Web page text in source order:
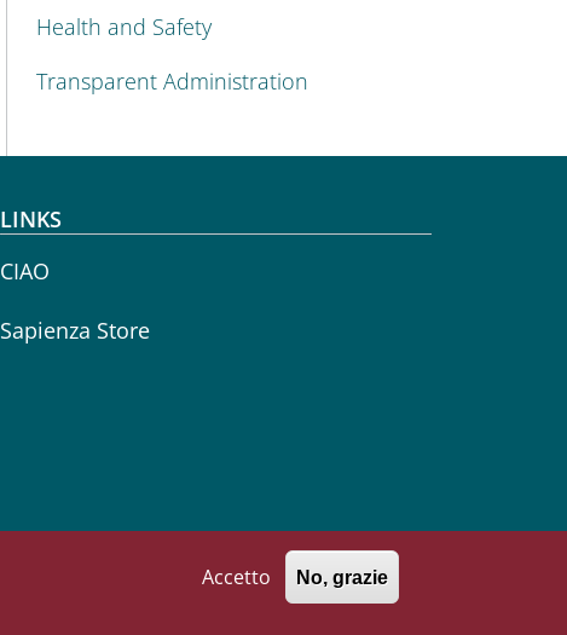
Health and Safety
Transparent Administration
LINKS
CIAO
Sapienza Store
Accetto No, grazie